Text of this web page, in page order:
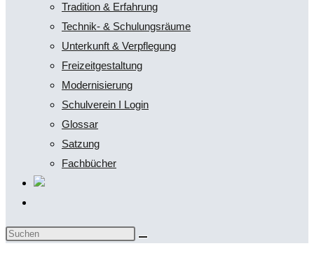
Tradition & Erfahrung
Technik- & Schulungsräume
Unterkunft & Verpflegung
Freizeitgestaltung
Modernisierung
Schulverein I Login
Glossar
Satzung
Fachbücher
umschalten
Diese